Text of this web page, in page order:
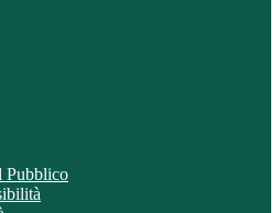
Pubblico